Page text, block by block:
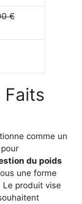
€
Faits
comme un
du poids
une forme
produit vise